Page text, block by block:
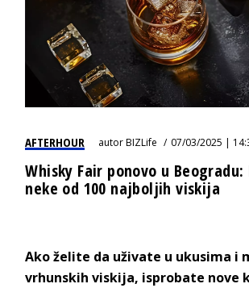
AFTERHOUR autorBIZLife 07/03/2025 |
Whisky Fair ponovo u
neke od 100 najboljih viskija
Ako želite da uživate u ukusima i
vrhunskih viskija, isprobate nove